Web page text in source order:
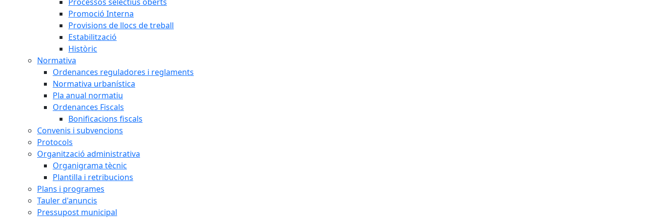
Promoció Interna
Provisions de llocs de treball
Estabilització
Històric
Normativa
Ordenances reguladores i reglaments
Normativa urbanística
Pla anual normatiu
Ordenances Fiscals
Bonificacions fiscals
Convenis i subvencions
Protocols
Organització administrativa
Organigrama tècnic
Plantilla i retribucions
Plans i programes
Tauler d'anuncis
Pressupost municipal